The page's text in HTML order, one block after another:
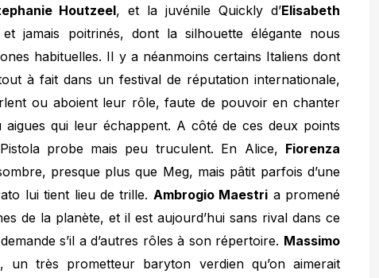
Houtzeel, et la juvénile Quickly d’Elisabeth
jamais poitrinés, dont la silhouette élégante nous
habituelles. Il y a néanmoins certains Italiens dont
à fait dans un festival de réputation internationale,
ou aboient leur rôle, faute de pouvoir en chanter
aigues qui leur échappent. A côté de ces deux points
probe mais peu truculent. En Alice, Fiorenza
presque plus que Meg, mais pâtit parfois d’une
lui tient lieu de trille. Ambrogio Maestri a promené
de la planète, et il est aujourd’hui sans rival dans ce
s’il a d’autres rôles à son répertoire. Massimo
un très prometteur baryton verdien qu’on aimerait